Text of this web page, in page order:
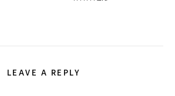
LEAVE A REPLY